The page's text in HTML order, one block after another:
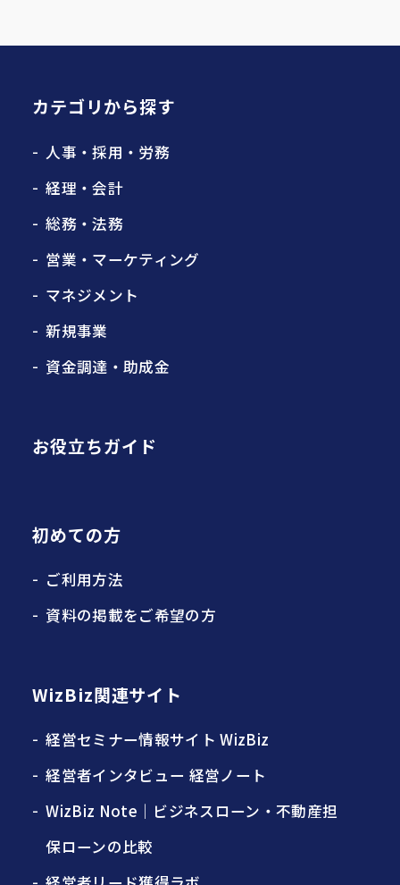
カテゴリから探す
人事・採用・労務
経理・会計
総務・法務
営業・マーケティング
マネジメント
新規事業
資金調達・助成金
お役立ちガイド
初めての方
ご利用方法
資料の掲載をご希望の方
WizBiz関連サイト
経営セミナー情報サイト WizBiz
経営者インタビュー 経営ノート
WizBiz Note｜ビジネスローン・不動産担
保ローンの比較